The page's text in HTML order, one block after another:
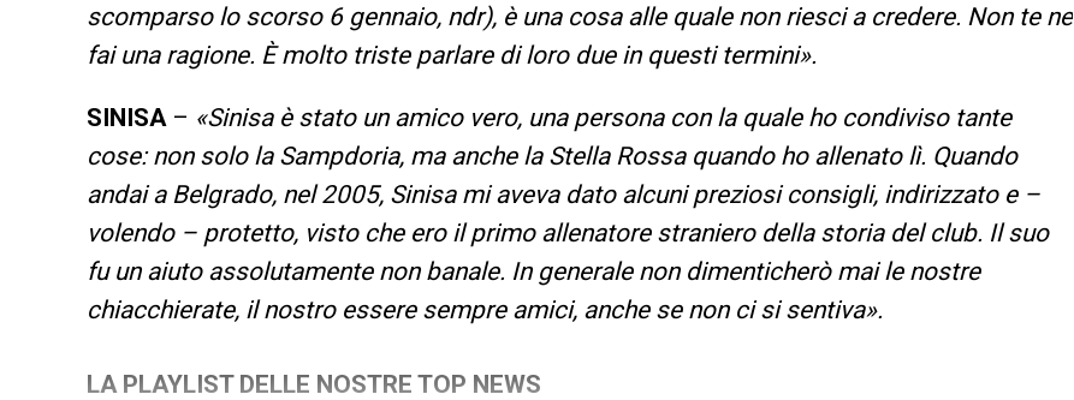
scomparso lo scorso 6 gennaio, ndr), è una cosa alle quale non riesci a credere. Non te ne
fai una ragione. È molto triste parlare di loro due in questi termini».
SINISA – «Sinisa è stato un amico vero, una persona con la quale ho condiviso tante
cose: non solo la Sampdoria, ma anche la Stella Rossa quando ho allenato lì. Quando
andai a Belgrado, nel 2005, Sinisa mi aveva dato alcuni preziosi consigli, indirizzato e –
volendo – protetto, visto che ero il primo allenatore straniero della storia del club. Il suo
fu un aiuto assolutamente non banale. In generale non dimenticherò mai le nostre
chiacchierate, il nostro essere sempre amici, anche se non ci si sentiva».
LA PLAYLIST DELLE NOSTRE TOP NEWS